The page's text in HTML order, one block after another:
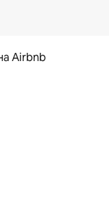
Airbnb